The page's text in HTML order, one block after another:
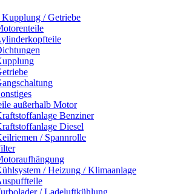
/ Getriebe
außerhalb Motor
Benziner
Diesel
/ Spannrolle
/ Heizung / Klimaanlage
/ Ladeluftkühlung